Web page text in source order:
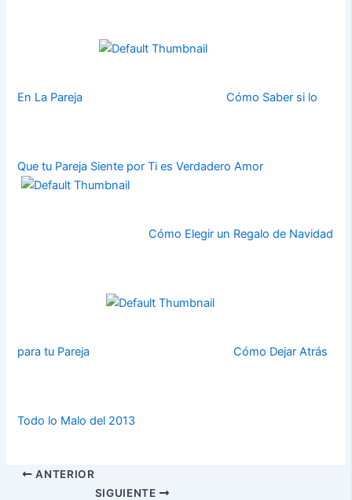
En La Pareja Cómo Saber si lo
Que tu Pareja Siente por Ti es Verdadero Amor
Cómo Elegir un Regalo de Navidad
para tu Pareja Cómo Dejar Atrás
Todo lo Malo del 2013
ANTERIOR
SIGUIENTE